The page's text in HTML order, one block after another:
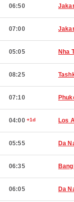
06:50
07:00
05:05 Nha
08:25
07:10
04:00 +1d Los
05:55 Da
06:35
06:05 Da